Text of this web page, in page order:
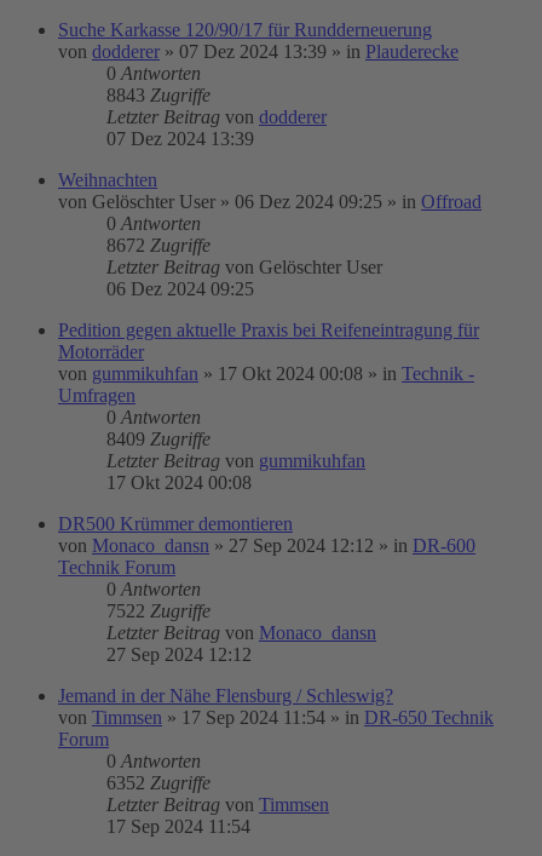
Suche Karkasse 120/90/17 für Rundderneuerung
von dodderer » 07 Dez 2024 13:39 » in Plauderecke
0 Antworten
8843 Zugriffe
Letzter Beitrag von dodderer
07 Dez 2024 13:39
Weihnachten
von Gelöschter User » 06 Dez 2024 09:25 » in Offroad
0 Antworten
8672 Zugriffe
Letzter Beitrag von Gelöschter User
06 Dez 2024 09:25
Pedition gegen aktuelle Praxis bei Reifeneintragung für
Motorräder
von gummikuhfan » 17 Okt 2024 00:08 » in Technik -
Umfragen
0 Antworten
8409 Zugriffe
Letzter Beitrag von gummikuhfan
17 Okt 2024 00:08
DR500 Krümmer demontieren
von Monaco_dansn » 27 Sep 2024 12:12 » in DR-600
Technik Forum
0 Antworten
7522 Zugriffe
Letzter Beitrag von Monaco_dansn
27 Sep 2024 12:12
Jemand in der Nähe Flensburg / Schleswig?
von Timmsen » 17 Sep 2024 11:54 » in DR-650 Technik
Forum
0 Antworten
6352 Zugriffe
Letzter Beitrag von Timmsen
17 Sep 2024 11:54